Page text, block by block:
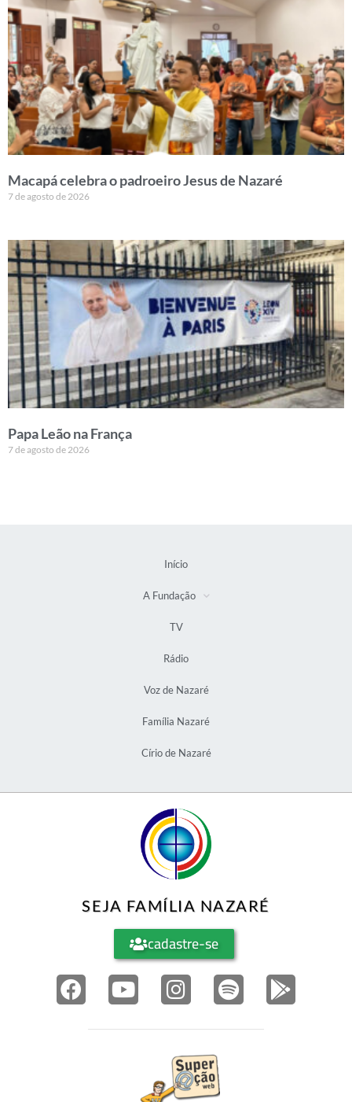
Macapá celebra o padroeiro Jesus de Nazaré
7 de agosto de 2026
Papa Leão na França
7 de agosto de 2026
Início
A Fundação
TV
Rádio
Voz de Nazaré
Família Nazaré
Círio de Nazaré
SEJA FAMÍLIA NAZARÉ
cadastre-se